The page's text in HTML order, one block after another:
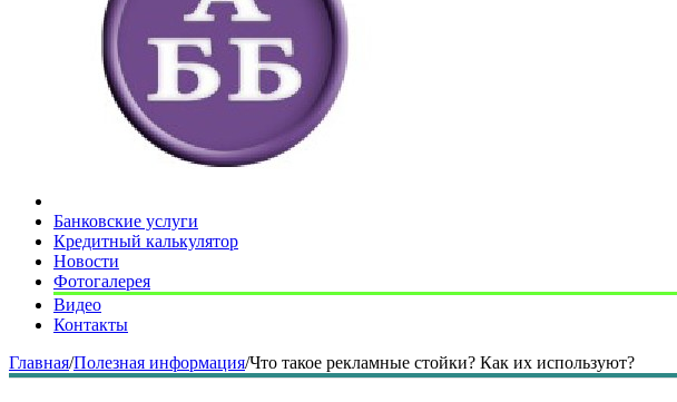
Банковские услуги
Кредитный калькулятор
Новости
Фотогалерея
Видео
Контакты
Главная/Полезная информация/Что такое рекламные стойки? Как их используют?